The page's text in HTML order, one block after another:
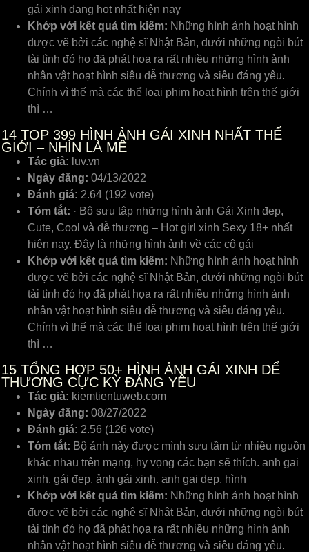
gái xinh đang hot nhất hiện nay
Khớp với kết quả tìm kiếm: Những hình ảnh hoạt hình
được vẽ bởi các nghệ sĩ Nhật Bản, dưới những ngòi bút
tài tình đó họ đã phát họa ra rất nhiều những hình ảnh
nhân vật hoạt hình siêu dễ thương và siêu đáng yêu.
Chính vì thế mà các thể loại phim họat hình trên thế giới
thì …
14 TOP 399 HÌNH ẢNH GÁI XINH NHẤT THẾ
GIỚI – NHÌN LÀ MÊ
Tác giả: luv.vn
Ngày đăng: 04/13/2022
Đánh giá: 2.64 (192 vote)
Tóm tắt: · Bộ sưu tập những hình ảnh Gái Xinh đẹp,
Cute, Cool và dễ thương – Hot girl xinh Sexy 18+ nhất
hiện nay. Đây là những hình ảnh về các cô gái
Khớp với kết quả tìm kiếm: Những hình ảnh hoạt hình
được vẽ bởi các nghệ sĩ Nhật Bản, dưới những ngòi bút
tài tình đó họ đã phát họa ra rất nhiều những hình ảnh
nhân vật hoạt hình siêu dễ thương và siêu đáng yêu.
Chính vì thế mà các thể loại phim họat hình trên thế giới
thì …
15 TỔNG HỢP 50+ HÌNH ẢNH GÁI XINH DỂ
THƯƠNG CỰC KỲ ĐÁNG YÊU
Tác giả: kiemtientuweb.com
Ngày đăng: 08/27/2022
Đánh giá: 2.56 (126 vote)
Tóm tắt: Bộ ảnh này được mình sưu tầm từ nhiều nguồn
khác nhau trên mạng, hy vọng các bạn sẽ thích. anh gai
xinh. gái đẹp. ảnh gái xinh. anh gai dep. hình
Khớp với kết quả tìm kiếm: Những hình ảnh hoạt hình
được vẽ bởi các nghệ sĩ Nhật Bản, dưới những ngòi bút
tài tình đó họ đã phát họa ra rất nhiều những hình ảnh
nhân vật hoạt hình siêu dễ thương và siêu đáng yêu.